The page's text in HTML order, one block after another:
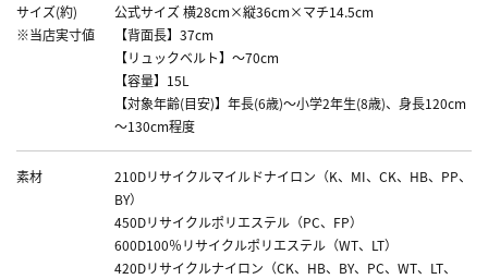
サイズ(約)
※当店実寸値
公式サイズ 横28cm×縦36cm×マチ14.5cm
【背面長】37cm
【リュックベルト】～70cm
【容量】15L
【対象年齢(目安)】年長(6歳)～小学2年生(8歳)、身長120cm
～130cm程度
素材
210Dリサイクルマイルドナイロン（K、MI、CK、HB、PP、
BY）
450Dリサイクルポリエステル（PC、FP）
600D100％リサイクルポリエステル（WT、LT）
420Dリサイクルナイロン（CK、HB、BY、PC、WT、LT、